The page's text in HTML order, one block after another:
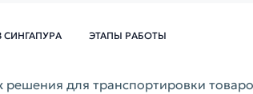
СИНГАПУРА ЭТАПЫ РАБОТЫ
для транспортировки